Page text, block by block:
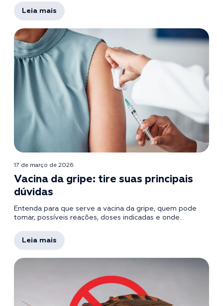
Leia mais
17 de março de 2026
Vacina da gripe: tire suas principais
dúvidas
Entenda para que serve a vacina da gripe, quem pode
tomar, possíveis reações, doses indicadas e onde...
Leia mais